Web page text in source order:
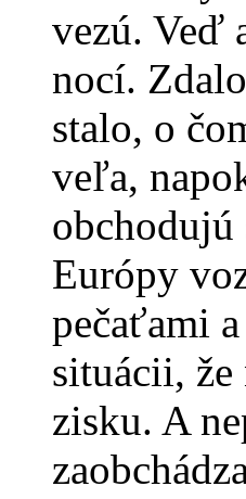
vezú. Veď
nocí.
stalo, o
veľa,
obchodujú
Európy
pečaťami
situácii, že
zisku. A